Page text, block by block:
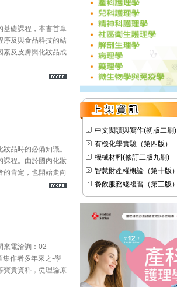
中文閱讀與寫作(初版二刷)
有機化學實驗（第四版）
機械材料(修訂二版九刷)
智慧財產權概論（第十版）
餐飲服務總複習（第三版）
礎課程，本書首章
序及與食品科技的結
素及皮膚與化妝品成
品時的必備知識。
課程。由於國內化妝
的肯定，也開始走向
來電洽詢：02-
作者多年來之-學
寶貴資料，從理論原